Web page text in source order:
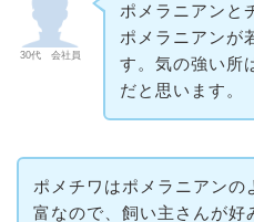
30代 会社員
ポメラニアンと
ポメラニアンが
す。気の強い所
だと思います。
ポメチワはポメラニアンの
富なので、飼い主さんが好